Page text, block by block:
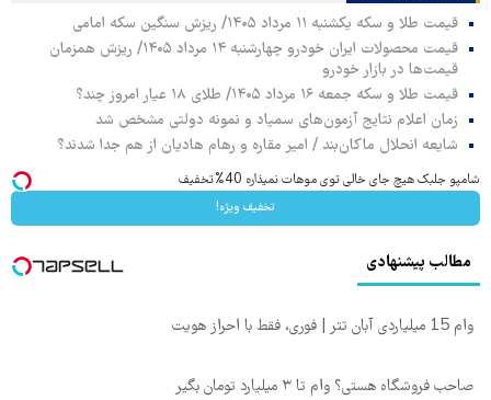
قیمت طلا و سکه یکشنبه ۱۱ مرداد ۱۴۰۵/ ریزش سنگین سکه امامی
قیمت محصولات ایران خودرو چهارشنبه ۱۴ مرداد ۱۴۰۵/ ریزش همزمان
قیمت‌ها در بازار خودرو
قیمت طلا و سکه جمعه ۱۶ مرداد ۱۴۰۵/ طلای ۱۸ عیار امروز چند؟
زمان اعلام نتایج آزمون‌های سمپاد و نمونه دولتی مشخص شد
شایعه انحلال ماکان‌بند / امیر مقاره و رهام هادیان از هم جدا شدند؟
شامپو جلبک هیچ جای خالی توی موهات نمیذاره 40%تخفیف
تخفیف ویژه!
مطالب پیشنهادی
وام 15 میلیاردی آبان تتر | فوری، فقط با احراز هویت
صاحب فروشگاه هستی؟ وام تا ۳ میلیارد تومان بگیر